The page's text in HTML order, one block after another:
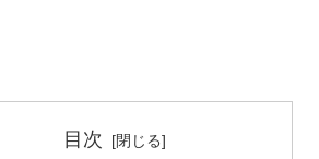
目次